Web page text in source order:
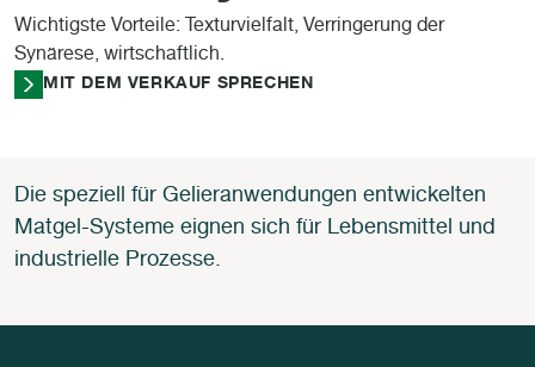
Wichtigste Vorteile: Texturvielfalt, Verringerung der
Synärese, wirtschaftlich.
MIT DEM VERKAUF SPRECHEN
Die speziell für Gelieranwendungen entwickelten
Matgel-Systeme eignen sich für Lebensmittel und
industrielle Prozesse.